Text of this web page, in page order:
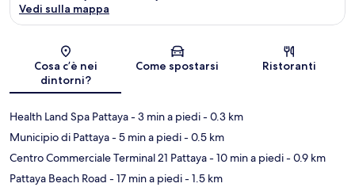
Mappa
Vedi sulla mappa
Cosa c’è nei
dintorni?
Come spostarsi Ristoranti
Health Land Spa Pattaya- 3 min a piedi- 0.3 km
Municipio di Pattaya- 5 min a piedi- 0.5 km
Centro Commerciale Terminal 21 Pattaya- 10 min a piedi- 0.9 km
Pattaya Beach Road - 17 min a piedi- 1.5 km